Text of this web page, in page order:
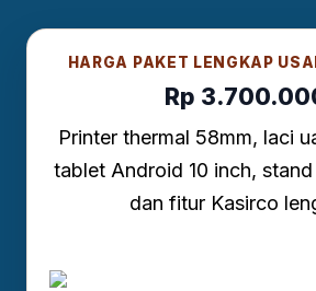
HARGA PAKET LENGKAP
Rp
Printer thermal 58mm, laci
tablet Android 10 inch,
dan fitur Kasirco